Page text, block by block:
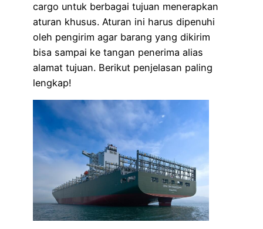
cargo untuk berbagai tujuan menerapkan
aturan khusus. Aturan ini harus dipenuhi
oleh pengirim agar barang yang dikirim
bisa sampai ke tangan penerima alias
alamat tujuan. Berikut penjelasan paling
lengkap!